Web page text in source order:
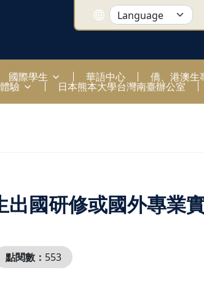
國際學生 華語中心 僑、港澳生
驗 日本熊本大學台灣南臺辦公室
出國研修或國外專業
點閱數： 553